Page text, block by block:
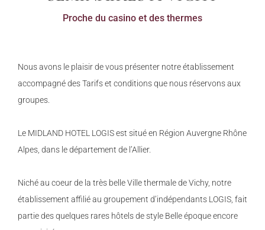
Proche du casino et des thermes
Nous avons le plaisir de vous présenter notre établissement
accompagné des Tarifs et conditions que nous réservons aux
groupes.
Le MIDLAND HOTEL LOGIS est situé en Région Auvergne Rhône
Alpes, dans le département de l’Allier.
Niché au coeur de la très belle Ville thermale de Vichy, notre
établissement affilié au groupement d’indépendants LOGIS, fait
partie des quelques rares hôtels de style Belle époque encore